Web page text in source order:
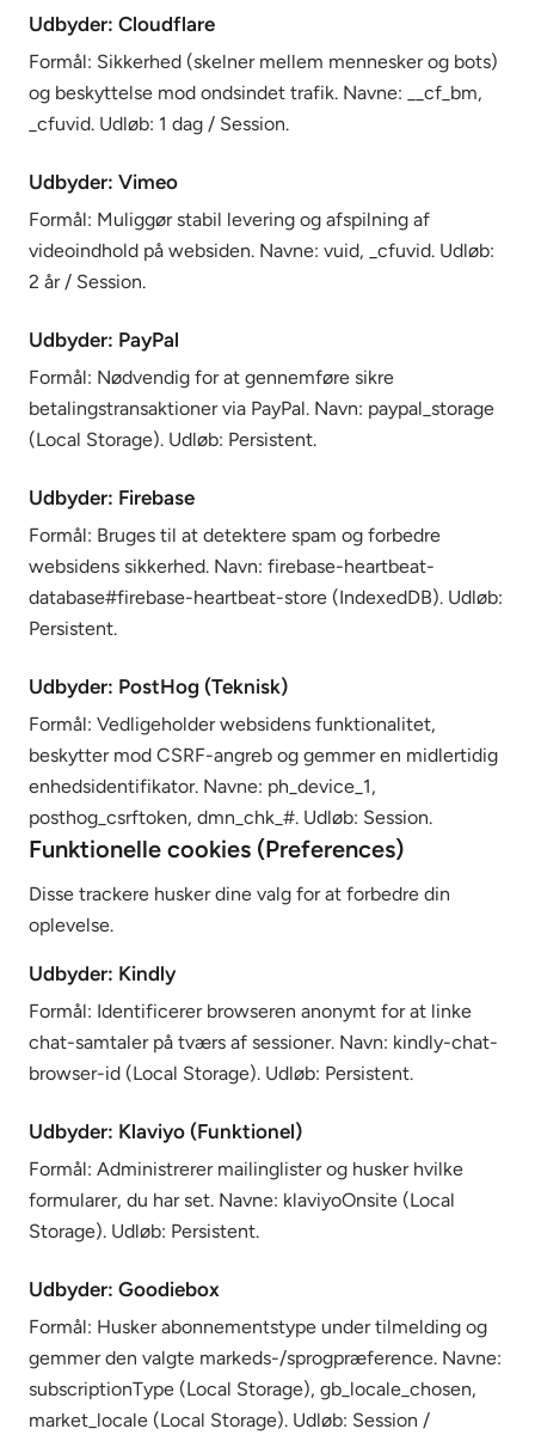
Udbyder: Cloudflare
Formål: Sikkerhed (skelner mellem mennesker og bots)
og beskyttelse mod ondsindet trafik. Navne: __cf_bm,
_cfuvid. Udløb: 1 dag / Session.
Udbyder: Vimeo
Formål: Muliggør stabil levering og afspilning af
videoindhold på websiden. Navne: vuid, _cfuvid. Udløb:
2 år / Session.
Udbyder: PayPal
Formål: Nødvendig for at gennemføre sikre
betalingstransaktioner via PayPal. Navn: paypal_storage
(Local Storage). Udløb: Persistent.
Udbyder: Firebase
Formål: Bruges til at detektere spam og forbedre
websidens sikkerhed. Navn: firebase-heartbeat-
database#firebase-heartbeat-store (IndexedDB). Udløb:
Persistent.
Udbyder: PostHog (Teknisk)
Formål: Vedligeholder websidens funktionalitet,
beskytter mod CSRF-angreb og gemmer en midlertidig
enhedsidentifikator. Navne: ph_device_1,
posthog_csrftoken, dmn_chk_#. Udløb: Session.
Funktionelle cookies (Preferences)
Disse trackere husker dine valg for at forbedre din
oplevelse.
Udbyder: Kindly
Formål: Identificerer browseren anonymt for at linke
chat-samtaler på tværs af sessioner. Navn: kindly-chat-
browser-id (Local Storage). Udløb: Persistent.
Udbyder: Klaviyo (Funktionel)
Formål: Administrerer mailinglister og husker hvilke
formularer, du har set. Navne: klaviyoOnsite (Local
Storage). Udløb: Persistent.
Udbyder: Goodiebox
Formål: Husker abonnementstype under tilmelding og
gemmer den valgte markeds-/sprogpræference. Navne:
subscriptionType (Local Storage), gb_locale_chosen,
market_locale (Local Storage). Udløb: Session /